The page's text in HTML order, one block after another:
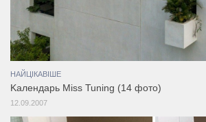
НАЙЦІКАВІШЕ
Kалендарь Miss Tuning (14 фото)
12.09.2007